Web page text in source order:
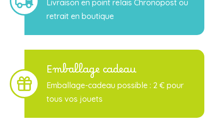
Livraison en point relais Chronopost ou
retrait en boutique
Emballage cadeau
Emballage-cadeau possible : 2 € pour
tous vos jouets